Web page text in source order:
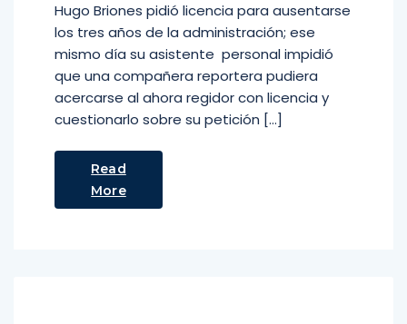
Hugo Briones pidió licencia para ausentarse
los tres años de la administración; ese
mismo día su asistente personal impidió
que una compañera reportera pudiera
acercarse al ahora regidor con licencia y
cuestionarlo sobre su petición […]
Read
More